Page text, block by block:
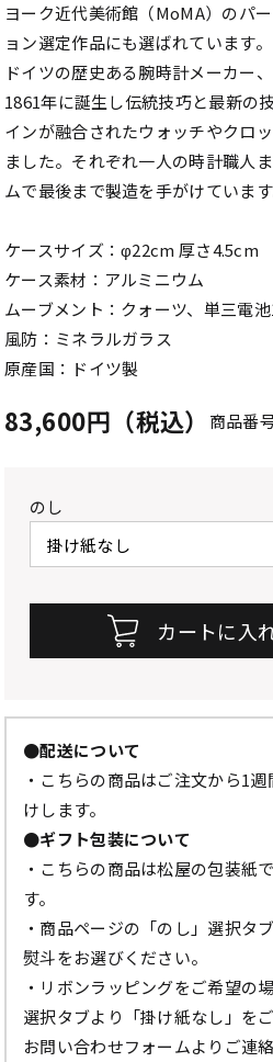
ヨーク近代美術館（MoMA）のパ
ョン選定作品にも選ばれています。
ドイツの歴史ある腕時計メーカー
1861年に誕生し伝統技巧と最新の
インが融合されたウォッチやクロ
ました。それぞれ一人の時計職人
ムで最後まで製造を手がけています
ケースサイズ：φ22cm 厚さ4.5cm
ケース素材：アルミニウム
ムーブメント：クォーツ、単三電
風防：ミネラルガラス
原産国：ドイツ製
83,600円（税込） 商品番
のし
●配送について
・こちらの商品はご注文から1
けします。
●ギフト包装について
・こちらの商品は松屋の包装紙
す。
・商品ページの「のし」選択タ
熨斗をお選びください。
・リボンラッピングをご希望の
選択タブより「掛け紙なし」をご
お問い合わせフォームよりご連絡